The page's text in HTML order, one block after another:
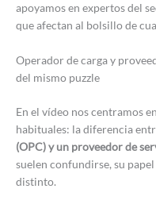
apoyamos en expertos del
que afectan al bolsillo de
Operador de carga y
del mismo puzzle
En el vídeo nos centramos
habituales: la diferencia
(OPC) y un proveedor de
suelen confundirse, su
distinto.